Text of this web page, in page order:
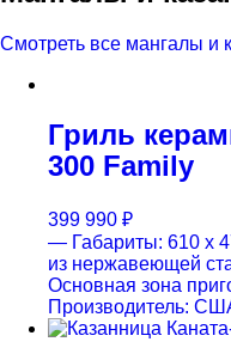
Смотреть все мангалы и
Гриль
300 Family
399 990 ₽
— Габариты: 610 x
из нержавеющей
Основная зона
Производитель: